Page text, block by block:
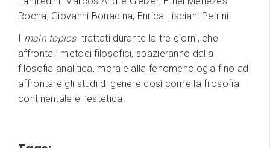
Rocha, Giovanni Bonacina, Enrica Lisciani Petrini.
I main topicstrattati durante la tre giorni, che
affronta i metodi filosofici, spazieranno dalla
filosofia analitica, morale alla fenomenologia fino ad
affrontare gli studi di genere così come la filosofia
continentale e l’estetica.